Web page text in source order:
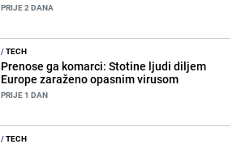
PRIJE 2 DANA
/TECH
Prenose ga komarci: Stotine ljudi diljem
Europe zaraženo opasnim virusom
PRIJE 1 DAN
/TECH